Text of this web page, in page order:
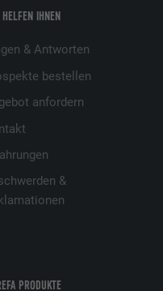
PRODUKTE
IHNEN
& Antworten
bestellen
anfordern
&